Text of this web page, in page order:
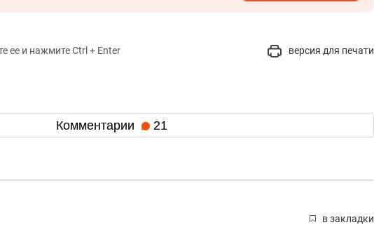
ее и нажмите Ctrl + Enter версия для печати
Комментарии 21
в закладки